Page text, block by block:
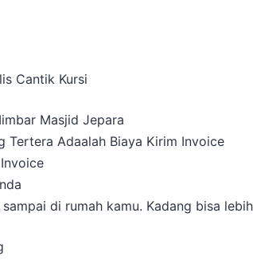
Cantik Kursi
Masjid Jepara
Tertera Adaalah Biaya Kirim Invoice
di rumah kamu. Kadang bisa